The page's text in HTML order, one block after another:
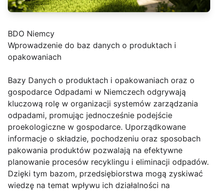
BDO Niemcy
Wprowadzenie do baz danych o produktach i
opakowaniach
Bazy Danych o produktach i opakowaniach oraz o
gospodarce Odpadami w Niemczech odgrywają
kluczową rolę w organizacji systemów zarządzania
odpadami, promując jednocześnie podejście
proekologiczne w gospodarce. Uporządkowane
informacje o składzie, pochodzeniu oraz sposobach
pakowania produktów pozwalają na efektywne
planowanie procesów recyklingu i eliminacji odpadów.
Dzięki tym bazom, przedsiębiorstwa mogą zyskiwać
wiedzę na temat wpływu ich działalności na